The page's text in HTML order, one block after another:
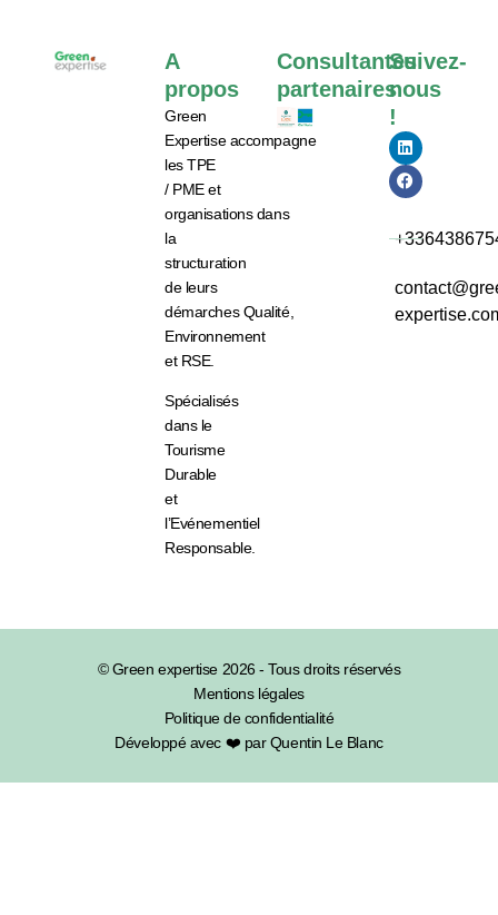
A
propos
Green
Expertiseaccompagne
lesTPE
/ PME et
organisationsdans
la
structuration
de leurs
démarchesQualité,
Environnement
et RSE.
Spécialisés
dans le
Tourisme
Durable
et
l’Evénementiel
Responsable.
Consultantes
partenaires
Suivez-
nous
!
© Green expertise 2026 - Tous droits réservés
Mentions légales
Politique de confidentialité
Développé avec ❤️ par Quentin Le Blanc